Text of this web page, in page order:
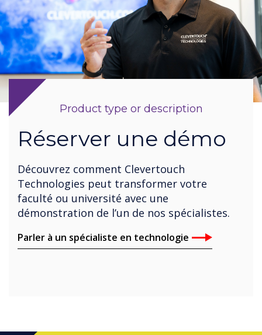
Product type or description
Réserver une démo
Découvrez comment Clevertouch
Technologies peut transformer votre
faculté ou université avec une
démonstration de l’un de nos spécialistes.
Parler à un spécialiste en technologie